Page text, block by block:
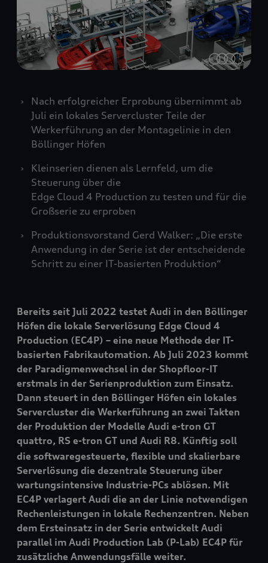
Nach erfolgreicher Erprobung übernimmt ab
Juli ein lokales Servercluster Teile der
Werkerführung an der Montagelinie in den
Böllinger Höfen
Kleinserien dienen als Lernfeld, um die
Steuerung über die
Edge Cloud 4 Production zu testen und für die
Großserie zu erproben
Produktionsvorstand Gerd Walker: „Die erste
Anwendung in der Serie ist der entscheidende
Schritt zu einer IT-basierten Produktion“
Bereits seit Juli 2022 testet Audi in den Böllinger
Höfen die lokale Serverlösung Edge Cloud 4
Production (EC4P) – eine neue Methode der IT-
basierten Fabrikautomation. Ab Juli 2023 kommt
der Paradigmenwechsel in der Shopfloor-IT
erstmals in der Serienproduktion zum Einsatz.
Dann steuert in den Böllinger Höfen ein lokales
Servercluster die Werkerführung an zwei Takten
der Produktion der Modelle Audi e-tron GT
quattro, RS e-tron GT und Audi R8. Künftig soll
die softwaregesteuerte, flexible und skalierbare
Serverlösung die dezentrale Steuerung über
wartungsintensive Industrie-PCs ablösen. Mit
EC4P verlagert Audi die an der Linie notwendigen
Rechenleistungen in lokale Rechenzentren. Neben
dem Ersteinsatz in der Serie entwickelt Audi
parallel im Audi Production Lab (P-Lab) EC4P für
zusätzliche Anwendungsfälle weiter.